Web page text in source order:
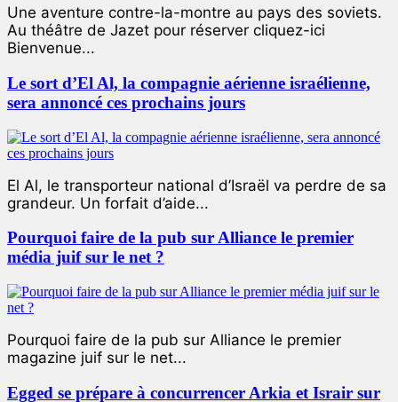
Une aventure contre-la-montre au pays des soviets.
Au théâtre de Jazet pour réserver cliquez-ici
Bienvenue...
Le sort d’El Al, la compagnie aérienne israélienne,
sera annoncé ces prochains jours
El Al, le transporteur national d’Israël va perdre de sa
grandeur. Un forfait d’aide...
Pourquoi faire de la pub sur Alliance le premier
média juif sur le net ?
Pourquoi faire de la pub sur Alliance le premier
magazine juif sur le net...
Egged se prépare à concurrencer Arkia et Israir sur